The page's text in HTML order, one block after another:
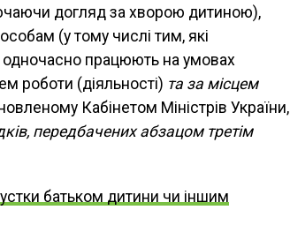
догляд за хворою дитиною),
(у тому числі тим, які
одночасно працюють на умовах
роботи (діяльності) та за місцем
Кабінетом Міністрів України,
передбачених абзацом третім
батьком дитини чи іншим